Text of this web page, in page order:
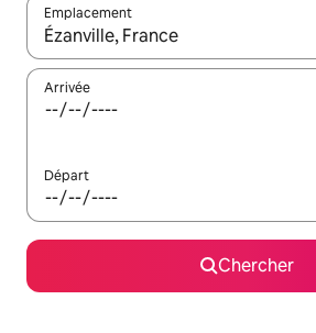
Emplacement
Quand les résultats sont affichés,
Arrivée
Départ
Chercher